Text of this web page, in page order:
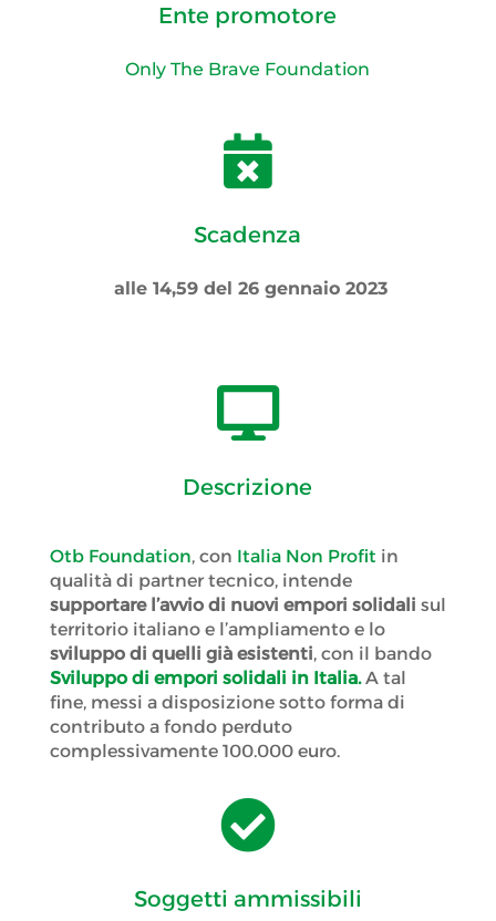
Ente promotore
Only The Brave Foundation

Scadenza
alle 14,59 del 26 gennaio 2023

Descrizione
Otb Foundation, con Italia Non Profit in
qualità di partner tecnico, intende
supportare l’avvio di nuovi empori solidali sul
territorio italiano e l’ampliamento e lo
sviluppo di quelli già esistenti, con il bando
Sviluppo di empori solidali in Italia.A tal
fine, messi a disposizione sotto forma di
contributo a fondo perduto
complessivamente 100.000 euro.

Soggetti ammissibili